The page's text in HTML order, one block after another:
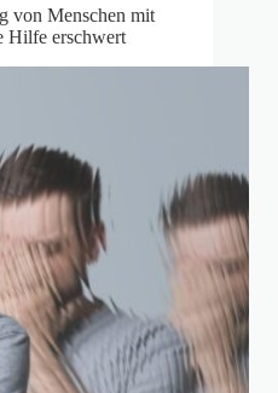
von Menschen mit
Hilfe erschwert